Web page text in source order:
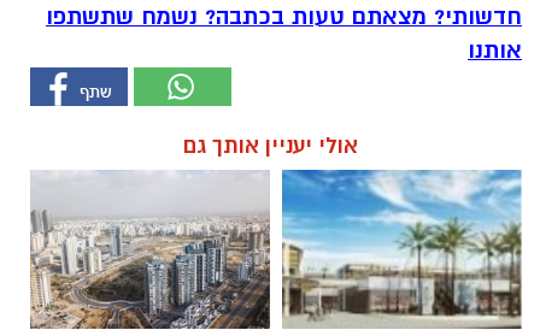
חדשותי? מצאתם טעות בכתבה? נשמח שתשתפו
אותנו
אולי יעניין אותך גם